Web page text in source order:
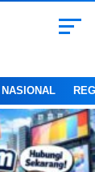
NASIONAL